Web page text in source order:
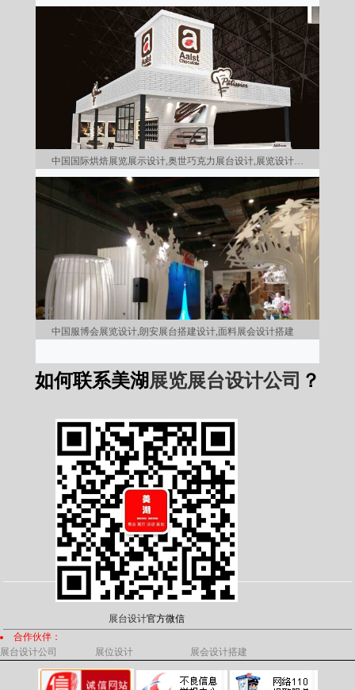
中国国际烘焙展览展示设计,奥世巧克力展台设计,展览设计公司
中国服博会展览设计,朗安展台搭建设计,面料展会设计搭建
如何联系美湖展览展台设计公司 ？
展台设计官方微信
合作伙伴：
展台设计公司
展位设计 展会设计搭建